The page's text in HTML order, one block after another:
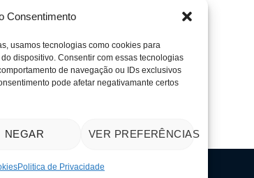
Consentimento
usamos tecnologias como cookies para
dispositivo. Consentir com essas tecnologias
de navegação ou IDs exclusivos
pode afetar negativamante certos
NEGAR VER PREFERÊNCIAS
Politica de Privacidade